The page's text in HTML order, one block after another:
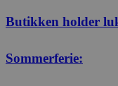
Butikken holder
Sommerferie: